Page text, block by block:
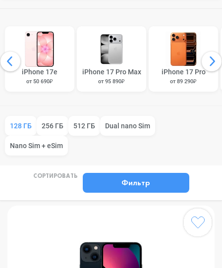
iPhone 17e
от 50 690₽
iPhone 17 Pro Max
от 95 890₽
iPhone 17 Pro
от 89 290₽
128 ГБ 256 ГБ 512 ГБ Dual nano Sim
Nano Sim + eSim
СОРТИРОВАТЬ
Фильтр